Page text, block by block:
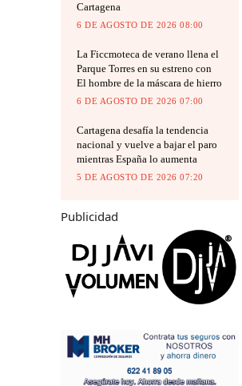
Cartagena
6 DE AGOSTO DE 2026 08:00
La Ficcmoteca de verano llena el
Parque Torres en su estreno con
El hombre de la máscara de hierro
6 DE AGOSTO DE 2026 07:00
Cartagena desafía la tendencia
nacional y vuelve a bajar el paro
mientras España lo aumenta
5 DE AGOSTO DE 2026 07:20
Publicidad